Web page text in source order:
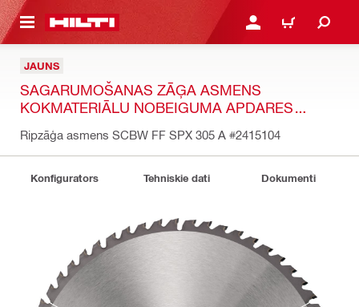
SATURU PIESLĒGTIES VAI
IEPIRKŠANĀS
JAUNS
SAGARUMOŠANAS ZĀĢA ASMENS
KOKMATERIĀLU NOBEIGUMA APDARES
Ripzāģa asmens SCBW FF SPX 305 A #2415104
Konfigurators Tehniskie dati Dokumenti